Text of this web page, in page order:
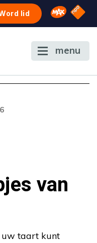
lid Omroep
NPO
menu
van
uw taart kunt